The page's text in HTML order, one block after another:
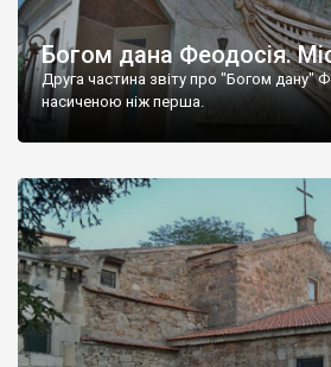
Богом дана Феодосія.
Друга частина звіту про "Богом дану"
насиченою ніж перша.